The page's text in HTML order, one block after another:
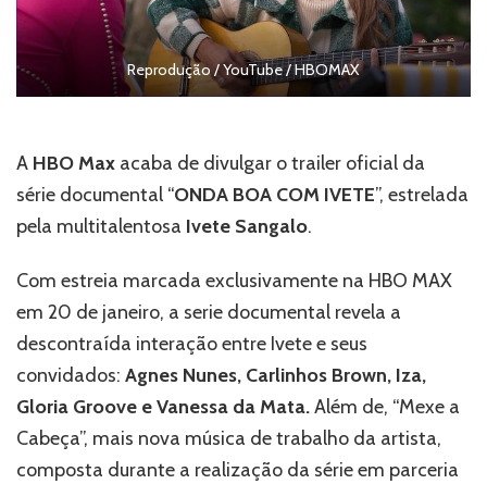
HBO
Max
tem
trailer
Confira!
Reprodução / YouTube / HBOMAX
A HBO Max acaba de divulgar o trailer oficial da
série documental “ONDA BOA COM IVETE”, estrelada
pela multitalentosa Ivete Sangalo.
Com estreia marcada exclusivamente na HBO MAX
em 20 de janeiro, a serie documental revela a
descontraída interação entre Ivete e seus
convidados: Agnes Nunes, Carlinhos Brown, Iza,
Gloria Groove e Vanessa da Mata.Além de, “Mexe a
Cabeça”, mais nova música de trabalho da artista,
composta durante a realização da série em parceria